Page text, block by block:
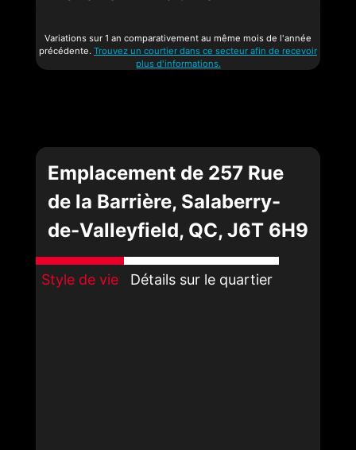
Variations sur 1 an comparativement au même mois de l'année
précédente. Trouvez un courtier dans ce secteur afin de recevoir
plus d'informations.
Emplacement de 257 Rue
de la Barrière, Salaberry-
de-Valleyfield, QC, J6T 6H9
Style de vie Détails sur le quartier